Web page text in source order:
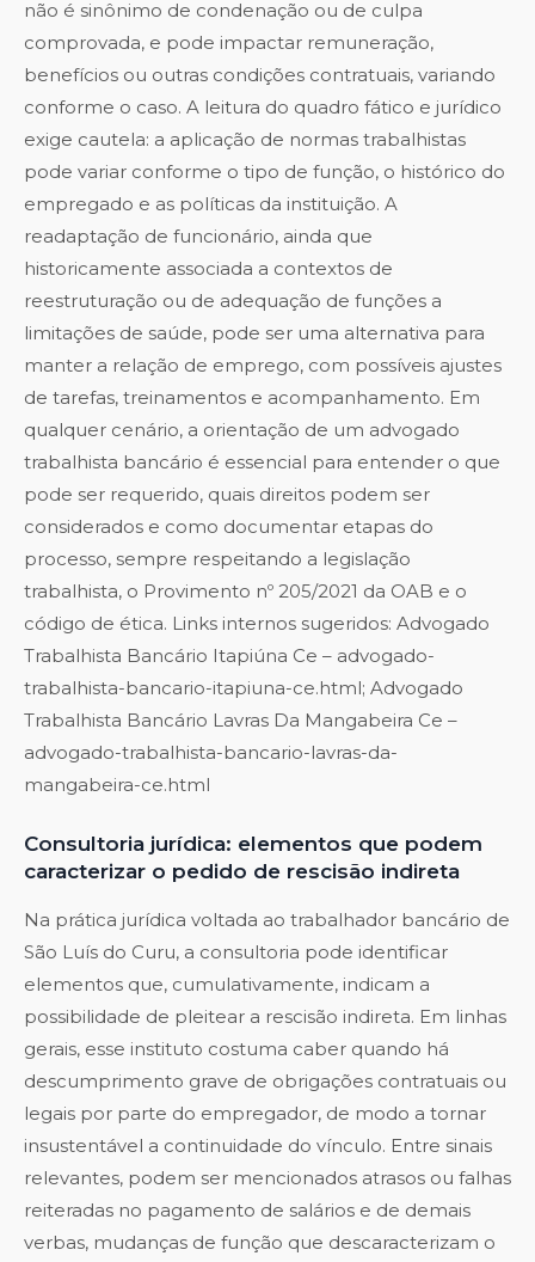
não é sinônimo de condenação ou de culpa
comprovada, e pode impactar remuneração,
benefícios ou outras condições contratuais, variando
conforme o caso. A leitura do quadro fático e jurídico
exige cautela: a aplicação de normas trabalhistas
pode variar conforme o tipo de função, o histórico do
empregado e as políticas da instituição. A
readaptação de funcionário, ainda que
historicamente associada a contextos de
reestruturação ou de adequação de funções a
limitações de saúde, pode ser uma alternativa para
manter a relação de emprego, com possíveis ajustes
de tarefas, treinamentos e acompanhamento. Em
qualquer cenário, a orientação de um advogado
trabalhista bancário é essencial para entender o que
pode ser requerido, quais direitos podem ser
considerados e como documentar etapas do
processo, sempre respeitando a legislação
trabalhista, o Provimento nº 205/2021 da OAB e o
código de ética. Links internos sugeridos: Advogado
Trabalhista Bancário Itapiúna Ce – advogado-
trabalhista-bancario-itapiuna-ce.html; Advogado
Trabalhista Bancário Lavras Da Mangabeira Ce –
advogado-trabalhista-bancario-lavras-da-
mangabeira-ce.html
Consultoria jurídica: elementos que podem
caracterizar o pedido de rescisão indireta
Na prática jurídica voltada ao trabalhador bancário de
São Luís do Curu, a consultoria pode identificar
elementos que, cumulativamente, indicam a
possibilidade de pleitear a rescisão indireta. Em linhas
gerais, esse instituto costuma caber quando há
descumprimento grave de obrigações contratuais ou
legais por parte do empregador, de modo a tornar
insustentável a continuidade do vínculo. Entre sinais
relevantes, podem ser mencionados atrasos ou falhas
reiteradas no pagamento de salários e de demais
verbas, mudanças de função que descaracterizam o